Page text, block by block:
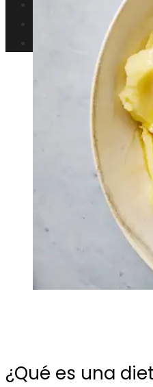
Responsabilidad social
¿Qué es una